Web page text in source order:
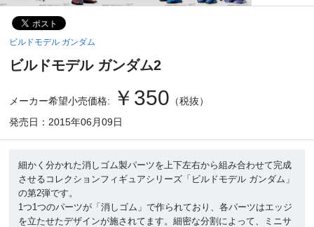
ビルドモデル ガンダム
ビルドモデル ガンダム2
メーカー希望小売価格: ￥350 （税抜）
発売日：2015年06月09日
細かく分かれた消しゴム製パーツを上下左右から組み合わせて完成
させるコレクションフィギュアシリーズ「ビルドモデル ガンダム」
の第2弾です。
1つ1つのパーツが「消しゴム」で作られており、各パーツはエッジ
を立たせたデザインが施されてます。細密な分割によって、ミニサ